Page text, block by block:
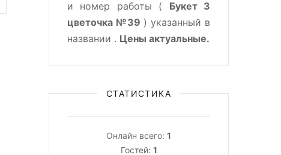
и номер работы ( Букет 3
цветочка №39 ) указанный в
названии . Цены актуальные.
СТАТИСТИКА
Онлайн всего: 1
Гостей: 1